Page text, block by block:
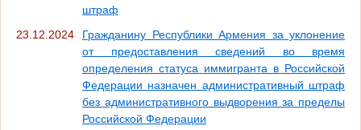
штраф
23.12.2024
Гражданину Республики Армения за уклонение
от предоставления сведений во время
определения статуса иммигранта в Российской
Федерации назначен административный штраф
без административного выдворения за пределы
Российской Федерации